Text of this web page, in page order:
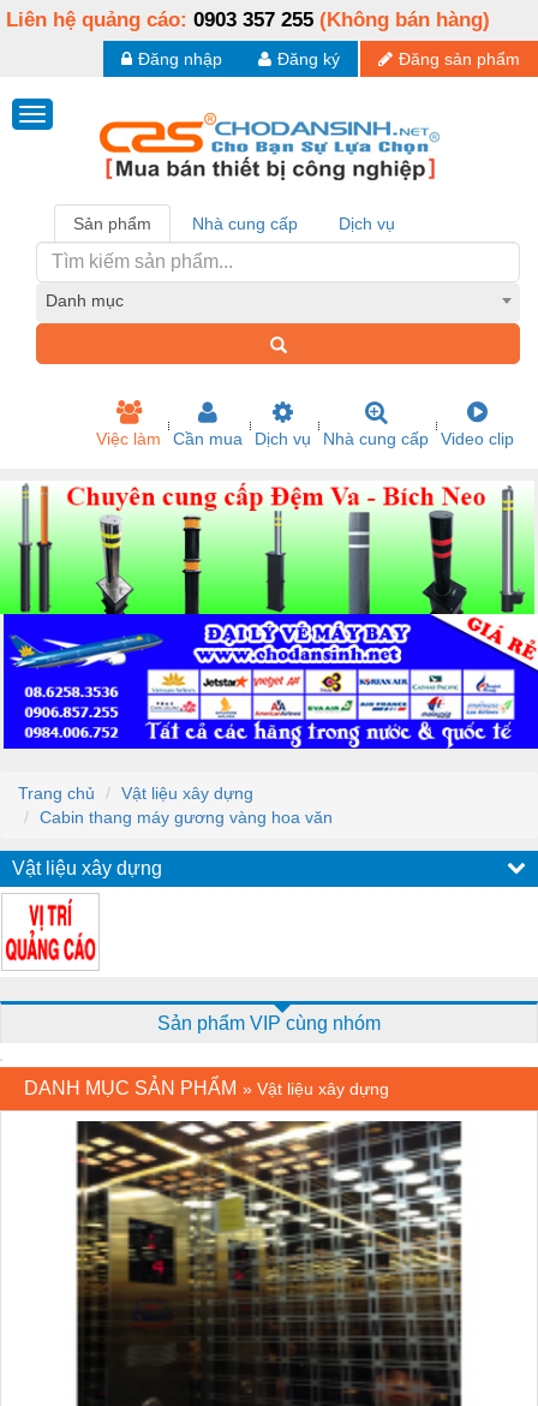
Liên hệ quảng cáo: 0903 357 255 (Không bán hàng)
Đăng sản phẩm
Đăng ký
Đăng nhập
Sản phẩm Nhà cung cấp Dịch vụ
Danh mục
Việc làm Cần mua Dịch vụ Nhà cung cấp Video clip
Trang chủ
Vật liệu xây dựng
Cabin thang máy gương vàng hoa văn
Vật liệu xây dựng
Sản phẩm VIP cùng nhóm
DANH MỤC SẢN PHẨM » Vật liệu xây dựng